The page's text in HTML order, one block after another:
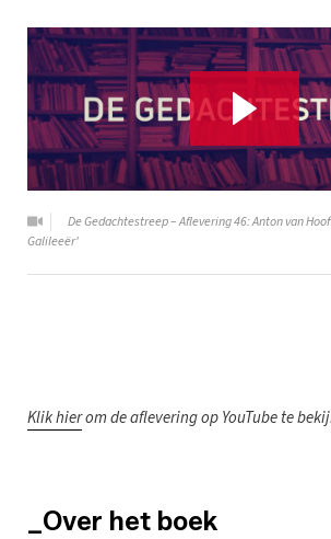
De Gedachtestreep – Aflevering 46: Anton van
Galileeër'
Klik hierom de aflevering op YouTube te
_Over het boek